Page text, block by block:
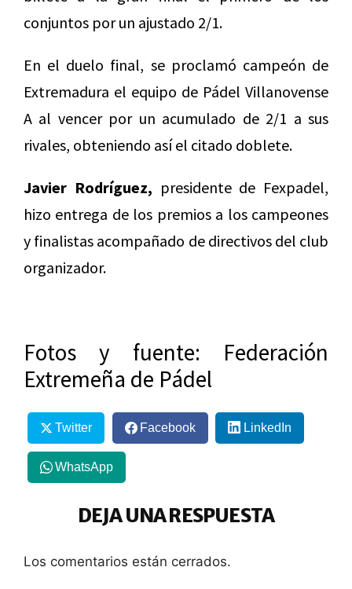
conjuntos por un ajustado 2/1.
En el duelo final, se proclamó campeón de
Extremadura el equipo de Pádel Villanovense
A al vencer por un acumulado de 2/1 a sus
rivales, obteniendo así el citado doblete.
Javier Rodríguez, presidente de Fexpadel,
hizo entrega de los premios a los campeones
y finalistas acompañado de directivos del club
organizador.
Fotos y fuente: Federación
Extremeña de Pádel
Twitter Facebook LinkedIn
WhatsApp
DEJA UNA RESPUESTA
Los comentarios están cerrados.